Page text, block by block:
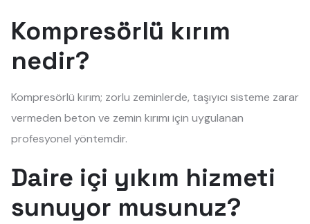
Kompresörlü kırım
nedir?
Kompresörlü kırım; zorlu zeminlerde, taşıyıcı sisteme zarar
vermeden beton ve zemin kırımı için uygulanan
profesyonel yöntemdir.
Daire içi yıkım hizmeti
sunuyor musunuz?